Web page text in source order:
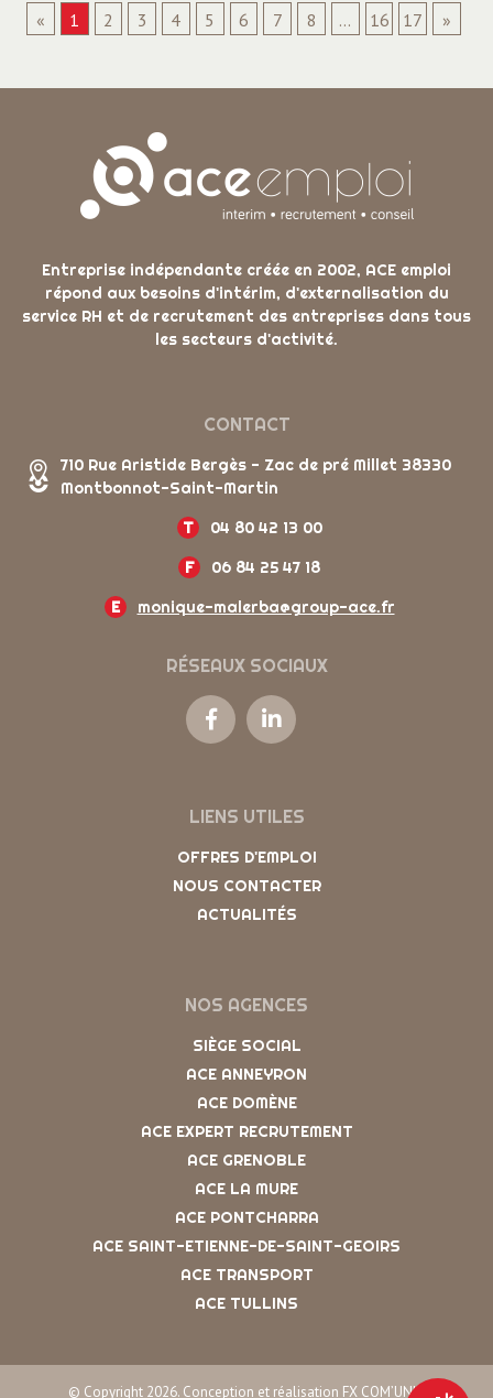
« 1 2 3 4 5 6 7 8 ... 16 17 »
Entreprise indépendante créée en 2002, ACE emploi
répond aux besoins d'intérim, d'externalisation du
service RH et de recrutement des entreprises dans tous
les secteurs d'activité.
CONTACT
710 Rue Aristide Bergès - Zac de pré Millet 38330
Montbonnot-Saint-Martin
T
04 80 42 13 00
F
06 84 25 47 18
E
monique-malerba@group-ace.fr
RÉSEAUX SOCIAUX
LIENS UTILES
OFFRES D'EMPLOI
NOUS CONTACTER
ACTUALITÉS
NOS AGENCES
SIÈGE SOCIAL
ACE ANNEYRON
ACE DOMÈNE
ACE EXPERT RECRUTEMENT
ACE GRENOBLE
ACE LA MURE
ACE PONTCHARRA
ACE SAINT-ETIENNE-DE-SAINT-GEOIRS
ACE TRANSPORT
ACE TULLINS
© Copyright 2026. Conception et réalisation FX COM’UNIK